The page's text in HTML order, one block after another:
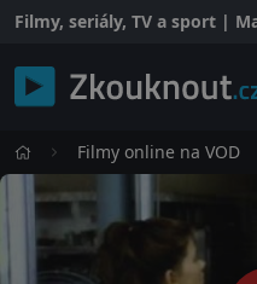
Filmy, seriály, TV a sport |
Filmy online na VOD